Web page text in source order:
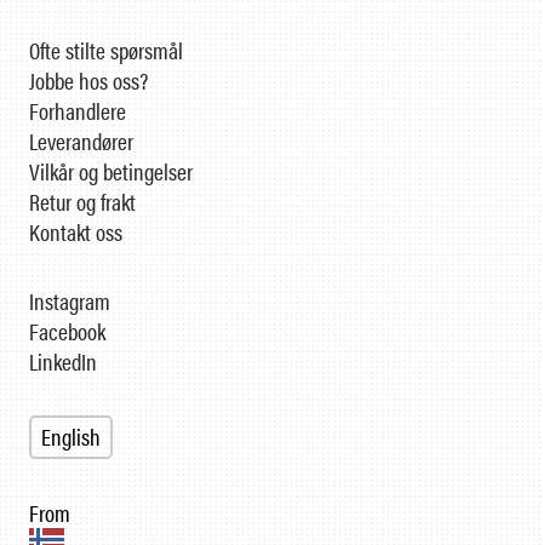
Ofte stilte spørsmål
Jobbe hos oss?
Forhandlere
Leverandører
Vilkår og betingelser
Retur og frakt
Kontakt oss
From
Instagram
Facebook
LinkedIn
English